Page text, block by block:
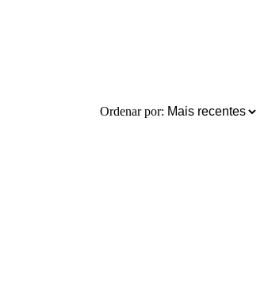
Ordenar por: